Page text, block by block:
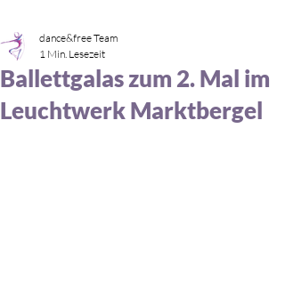
Ballettgalas zum 2. Mal im
Leuchtwerk Marktbergel
dance&free Team
1 Min. Lesezeit